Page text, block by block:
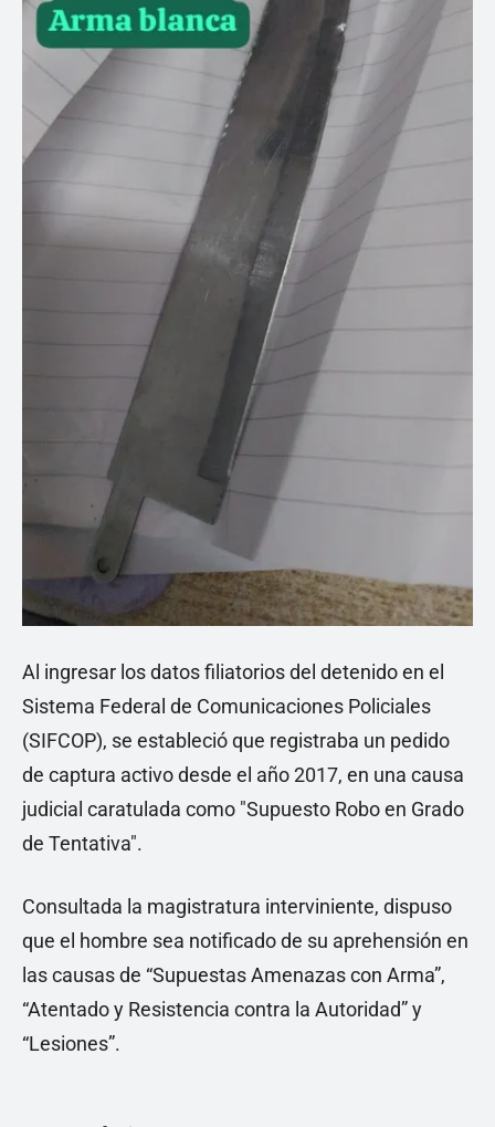
Al ingresar los datos filiatorios del detenido en el
Sistema Federal de Comunicaciones Policiales
(SIFCOP), se estableció que registraba un pedido
de captura activo desde el año 2017, en una causa
judicial caratulada como "Supuesto Robo en Grado
de Tentativa".
Consultada la magistratura interviniente, dispuso
que el hombre sea notificado de su aprehensión en
las causas de “Supuestas Amenazas con Arma”,
“Atentado y Resistencia contra la Autoridad” y
“Lesiones”.